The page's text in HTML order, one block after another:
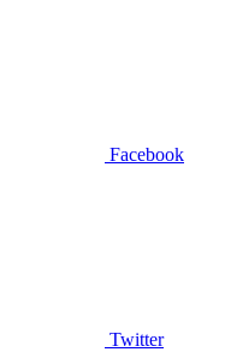
Facebook
Twitter